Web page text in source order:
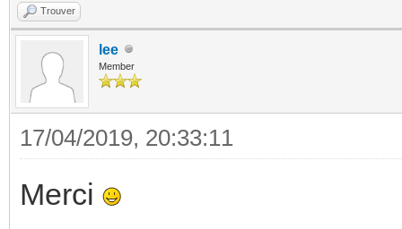
Trouver
lee
Member
17/04/2019, 20:33:11
Merci